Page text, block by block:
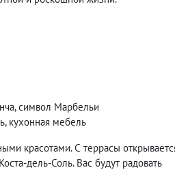
символ Марбельи
кухонная мебель
красотами. С террасы
дель-Соль. Вас будут радовать